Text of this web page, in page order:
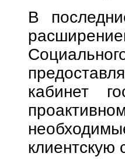
В
кабинет
клиентскую